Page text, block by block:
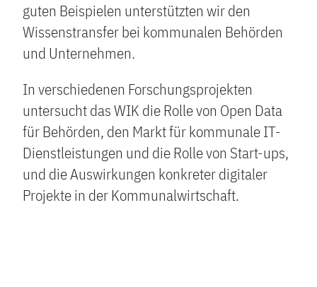
guten Beispielen unterstützten wir den
Wissenstransfer bei kommunalen Behörden
und Unternehmen.
In verschiedenen Forschungsprojekten
untersucht das WIK die Rolle von Open Data
für Behörden, den Markt für kommunale IT-
Dienstleistungen und die Rolle von Start-ups,
und die Auswirkungen konkreter digitaler
Projekte in der Kommunalwirtschaft.